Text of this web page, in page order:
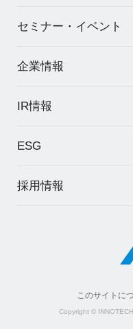
セミナー・イベント
企業情報
IR情報
ESG
採用情報
このサイトに
Copyright ©